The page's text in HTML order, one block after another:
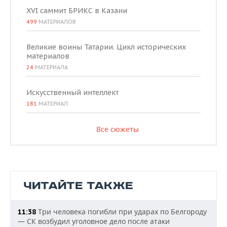
XVI саммит БРИКС в Казани
499 МАТЕРИАЛОВ
Великие воины Татарии. Цикл исторических
материалов
24 МАТЕРИАЛА
Искусственный интеллект
181 МАТЕРИАЛ
Все сюжеты
ЧИТАЙТЕ ТАКЖЕ
11:38 Три человека погибли при ударах по Белгороду
— СК возбудил уголовное дело после атаки